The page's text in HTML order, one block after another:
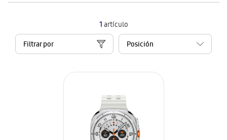
1artículo
Filtrar por